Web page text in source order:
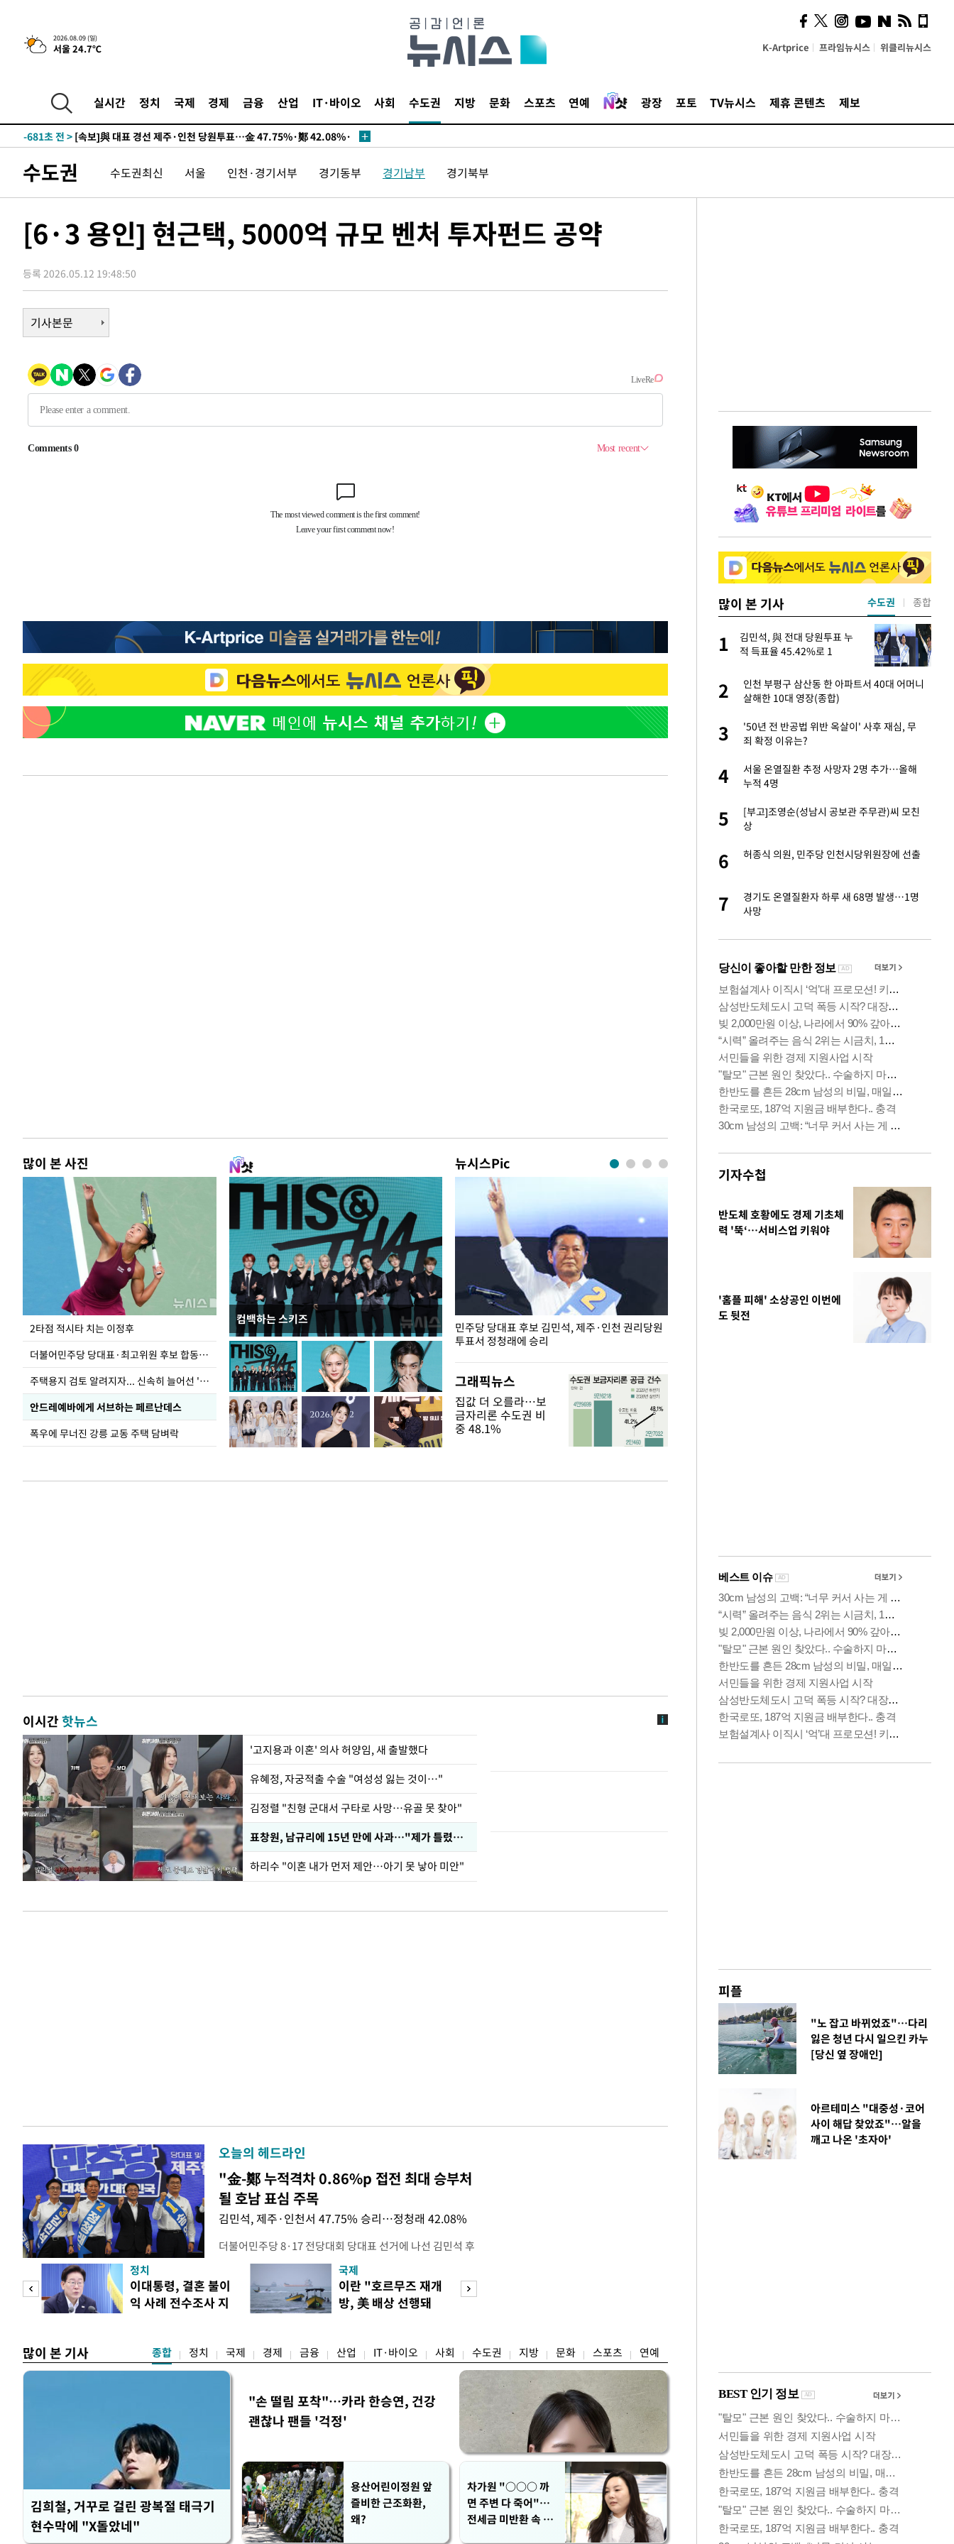
2026.08.09 (일)
서울 24.7℃ K-Artprice 프라임뉴시스 위클리뉴시스
실시간 정치 국제 경제 금융 산업 IT·바이오 사회 수도권 지방 문화 스포츠 연예 광장 포토 TV뉴시스 제휴 콘텐츠 제보
13시간 전 >[속보]뉴욕증시 상승 마감…S&P 0.6% 나스닥 1.3%↑
-10399초 전 >이란 "호르무즈 재개방 합의 근접…美 배상 선행돼야"
민수·김용 순
-1399초 전 >
[속보]김민석, 與 전대 당원투표 누적 득표율 45.42%로 1위… 정청
래 44.56%
-681초 전 >
宋 10.17%
-215초 전 > 이강인 "아틀레티코 이적 기뻐…등번호 7번 의미보단 팀 위해 뛸 것"
1시간 전 >낮 최고 35도 '무더위'…동해안 시간당 30㎜ '강한 비'[내일날씨]
1시간 전 >[속보]이강인 "감독님이 원하는 마음 느꼈고, 많은 트로피 원해 아틀레
2시간 전 > 온열질환 사망자 3명 늘어…누적 환자 3000명 돌파
5시간 전 >백운산서 80년근 천종산삼 9뿌리 발견…감정가 1.3억원
5시간 전 >선재도서 해루질 나섰다 실종 60대, 닷새 만에 숨진 채 발견
6시간 전 >남자 농구, 나고야 아시안게임서 '홈팀' 일본과 한일전
6시간 전 >여수 오동도 해상서 모터보트 전복…1명 사망·1명 실종
날씨]
8시간 전 > 축구협회 "압수수색·성접대 논란 사과…쇄신의 기회로 삼겠다"
8시간 전 >[속보]'압수수색·성접대 논란' 축구협회 "실망과 걱정 안겨드려 죄송"
11시간 전 >'최고 37도' 폭염 지속…강원동해안 최대 150㎜ 비
-10399초 전 >
[속보]김민석, 與 전대 당원투표 누적 득표율 45.42%로 1위… 정청
[속보]與 대표 경선 제주·인천 당원투표…金 47.75%·鄭 42.08%·
이강인 "아틀레티코 이적 기뻐…등번호 7번 의미보단 팀 위해 뛸 것"
2시간 전 >
온열질환 사망자 3명 늘어…누적 환자 3000명 돌파
3시간 전 >강릉에 시간당 81.4㎜ 물폭탄…도로 잠기고 담벼락 붕괴
5시간 전 >백운산서 80년근 천종산삼 9뿌리 발견…감정가 1.3억원
5시간 전 >선재도서 해루질 나섰다 실종 60대, 닷새 만에 숨진 채 발견
6시간 전 > 남자 농구, 나고야 아시안게임서 '홈팀' 일본과 한일전
6시간 전 >
여수 오동도 해상서 모터보트 전복…1명 사망·1명 실종
8시간 전 >축구협회 "압수수색·성접대 논란 사과…쇄신의 기회로 삼겠다"
수도권 수도권최신 서울 인천·경기서부 경기동부 경기남부 경기북부
[6·3 용인] 현근택, 5000억 규모 벤처 투자펀드 공약
등록 2026.05.12 19:48:50
기사본문
많이 본 사진
2타점 적시타 치는 이정후
더불어민주당 당대표·최고위원 후보 합동연설회
주택용지 검토 알려지자... 신속히 늘어선 '근조화환'
안드레예바에게 서브하는 페르난데스
폭우에 무너진 강릉 교동 주택 담벼락
컴백하는 스키즈
뉴시스Pic
이번주 국회에는 무슨 일이? [뉴시스국회토pic]
민주당 당대표 후보 김민석, 제주·인천 권리당원
투표서 정청래에 승리
무더위 잊는 도심형 여름 축제 '2026 서울 바캉스 용산어린이정원
그래픽뉴스
집값 더 오를라…보
금자리론 수도권 비
중 48.1%
이시간핫뉴스
'고지용과 이혼' 의사 허양임, 새 출발했다
유혜정, 자궁적출 수술 "여성성 잃는 것이…"
김정렬 "친형 군대서 구타로 사망…유골 못 찾아"
표창원, 남규리에 15년 만에 사과…"제가 틀렸습니다"
하리수 "이혼 내가 먼저 제안…아기 못 낳아 미안"
오늘의 헤드라인
"金-鄭 누적격차 0.86%p 접전 최대 승부처
될 호남 표심 주목
김민석, 제주·인천서 47.75% 승리…정청래 42.08%
더불어민주당 8·17 전당대회 당대표 선거에 나선 김민석 후
보가 8일 제주·인천 지역 순회경선에서 '누적 1위'를 탈환했
다. 앞서 정청래 후보 우세 지역으로 점쳐졌던 충청권과 부산
·울산·경남 경선에서 1승 1패를 주고 받은 김 후보는 이날
제주·인천 경선에서 이기며 '2승 1패'로 앞서가게 됐다. 다
정치
이대통령, 결혼 불이
익 사례 전수조사 지
국제
이란 "호르무즈 재개
방, 美 배상 선행돼
많이 본 기사 종합 정치 국제 경제 금융 산업 IT·바이오 사회 수도권 지방 문화 스포츠 연예
김희철, 거꾸로 걸린 광복절 태극기
현수막에 "X돌았네"
"손 떨림 포착"…카라 한승연, 건강
괜찮나 팬들 '걱정'
용산어린이정원 앞
즐비한 근조화환,
왜?
차가원 "○○○ 까
면 주변 다 죽어"…
전세금 미반환 속 녹
많이 본 기사
김희철, 거꾸로 걸린 광복절
태극기 현수막에 "X돌았네"
2
팬들 '걱정'
3
용산어린이정원 앞 즐비한 근조화환, 왜?[뉴
시스Pic]
4
1
김민석, 與 전대 당원투표 누
적 득표율 45.42%로 1
(종합2보)
2
인천 부평구 삼산동 한 아파트서 40대 어머니
살해한 10대 영장(종합)
3
'50년 전 반공법 위반 옥살이' 사후 재심, 무
죄 확정 이유는?
4
서울 온열질환 추정 사망자 2명 추가…올해
누적 4명
5
[부고]조영순(성남시 공보관 주무관)씨 모친
상
6 허종식 의원, 민주당 인천시당위원장에 선출
7
경기도 온열질환자 하루 새 68명 발생…1명
사망
수도권 종합
기자수첩
반도체 호황에도 경제 기초체
력 '뚝‘…서비스업 키워야
'홈플 피해' 소상공인 이번에
도 뒷전
피플
"노 잡고 바뀌었죠"…다리
잃은 청년 다시 일으킨 카누
[당신 옆 장애인]
아르테미스 "대중성·코어
사이 해답 찾았죠"…알을
깨고 나온 '초자아'